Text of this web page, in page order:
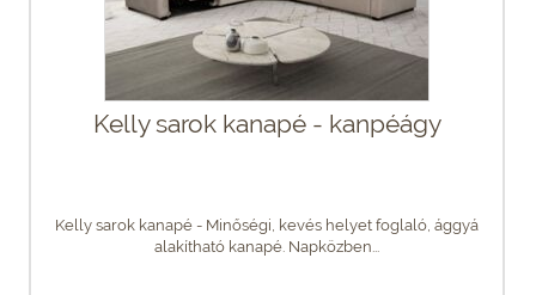
Kelly sarok kanapé - kanpéágy
Kelly sarok kanapé - Minőségi, kevés helyet foglaló, ággyá
alakítható kanapé. Napközben...